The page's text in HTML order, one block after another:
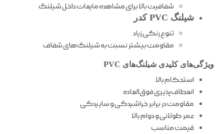
شفافیت بالا برای مشاهده مایعات داخل شیلنگ
شیلنگ PVC کدر
تنوع رنگی زیاد
مقاومت بیشتر نسبت به شیلنگ‌های شفاف
ویژگی‌های کلیدی شیلنگ‌های PVC
استحکام بالا
انعطاف‌پذیری فوق‌العاده
مقاومت در برابر خراشیدگی و ساییدگی
عمر طولانی و دوام بالا
قیمت مناسب